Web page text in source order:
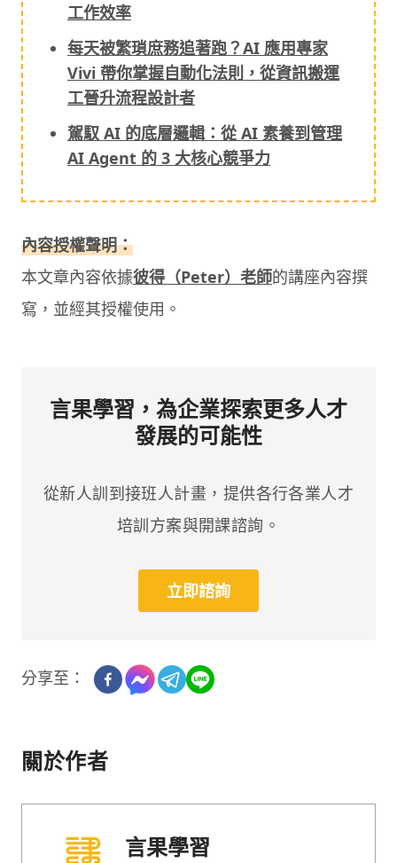
工作效率
每天被繁瑣庶務追著跑？AI 應用專家
Vivi 帶你掌握自動化法則，從資訊搬運
工晉升流程設計者
駕馭 AI 的底層邏輯：從 AI 素養到管理
AI Agent 的 3 大核心競爭力
內容授權聲明：
本文章內容依據彼得（Peter）老師的講座內容撰
寫，並經其授權使用。
言果學習，為企業探索更多人才
發展的可能性
從新人訓到接班人計畫，提供各行各業人才
培訓方案與開課諮詢。
立即諮詢
分享至：
關於作者
言果學習